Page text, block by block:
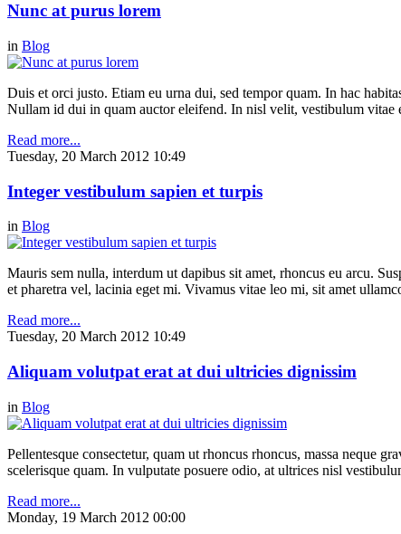
Nunc at purus lorem
in Blog
Duis et orci justo. Etiam eu urna dui, sed tempor quam. In hac
Nullam id dui in quam auctor eleifend. In nisl velit, vestibulum vitae
Read more...
Tuesday, 20 March 2012 10:49
Integer vestibulum sapien et turpis
in Blog
Mauris sem nulla, interdum ut dapibus sit amet, rhoncus eu arcu.
et pharetra vel, lacinia eget mi. Vivamus vitae leo mi, sit amet
Read more...
Tuesday, 20 March 2012 10:49
Aliquam volutpat erat at dui ultricies dignissim
in Blog
Pellentesque consectetur, quam ut rhoncus rhoncus, massa neque
scelerisque quam. In vulputate posuere odio, at ultrices nisl
Read more...
Monday, 19 March 2012 00:00